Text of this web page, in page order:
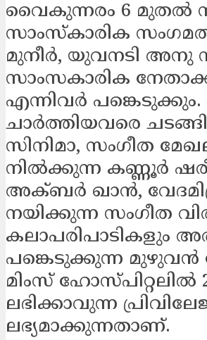
വൈകുന്നരം 6 മുതല്‍
സാംസ്‌കാരിക
മുനീര്‍, യുവനടി അനു
സാംസകാരിക
എന്നിവര്‍
ചാര്‍ത്തിയവരെ
സിനിമാ, സംഗീത
നില്‍ക്കുന്ന കണ്ണൂര്‍
അക്ബര്‍ ഖാന്‍,
നയിക്കുന്ന സംഗീത
കലാപരിപാടികളും
പങ്കെടുക്കുന്ന മുഴുവന്‍
മിംസ് ഹോസ്പിറ്റലില്‍
ലഭിക്കാവുന്ന
ലഭ്യമാക്കുന്നതാണ്.